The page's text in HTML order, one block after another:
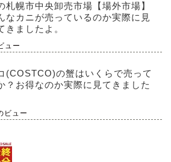
札幌市中央卸売市場【場外市場】
なカニが売っているのか実際に見
きましたよ。
ュー
(COSTCO)の蟹はいくらで売って
？お得なのか実際に見てきました
ビュー